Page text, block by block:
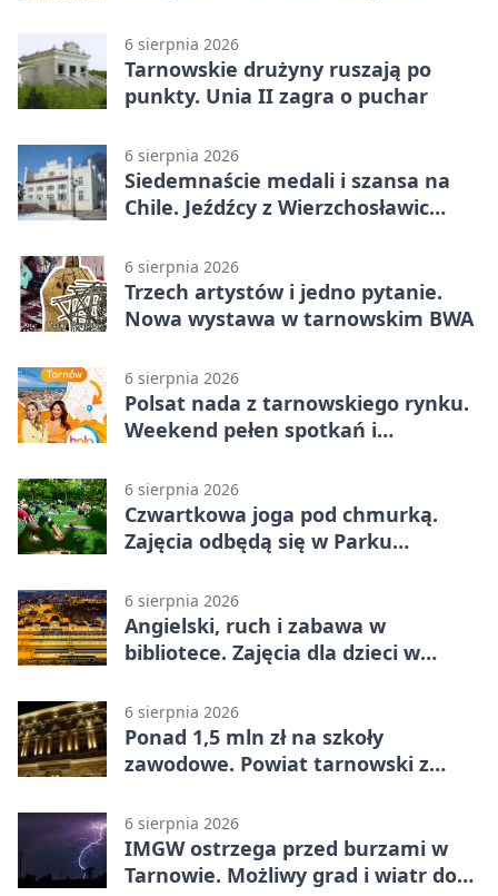
6 sierpnia 2026
Tarnowskie drużyny ruszają po
punkty. Unia II zagra o puchar
6 sierpnia 2026
Siedemnaście medali i szansa na
Chile. Jeźdźcy z Wierzchosławic
6 sierpnia 2026
Trzech artystów i jedno pytanie.
Nowa wystawa w tarnowskim BWA
6 sierpnia 2026
Polsat nada z tarnowskiego rynku.
Weekend pełen spotkań i
6 sierpnia 2026
Czwartkowa joga pod chmurką.
Zajęcia odbędą się w Parku
6 sierpnia 2026
Angielski, ruch i zabawa w
bibliotece. Zajęcia dla dzieci w
6 sierpnia 2026
Ponad 1,5 mln zł na szkoły
zawodowe. Powiat tarnowski z
6 sierpnia 2026
IMGW ostrzega przed burzami w
Tarnowie. Możliwy grad i wiatr do